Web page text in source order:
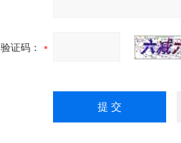
验证码：